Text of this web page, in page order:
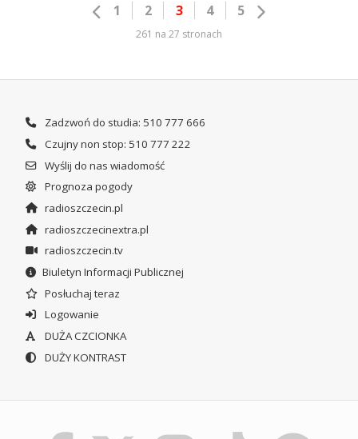
1 2 3 4 5
261 na 27 stronach
Zadzwoń do studia: 510 777 666
Czujny non stop: 510 777 222
Wyślij do nas wiadomość
Prognoza pogody
radioszczecin.pl
radioszczecinextra.pl
radioszczecin.tv
Biuletyn Informacji Publicznej
Posłuchaj teraz
Logowanie
DUŻA CZCIONKA
DUŻY KONTRAST